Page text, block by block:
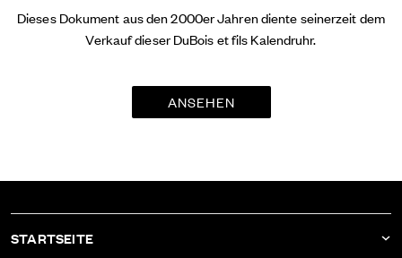
Dieses Dokument aus den 2000er Jahren diente seinerzeit dem
Verkauf dieser DuBois et fils Kalendruhr.
ANSEHEN
STARTSEITE